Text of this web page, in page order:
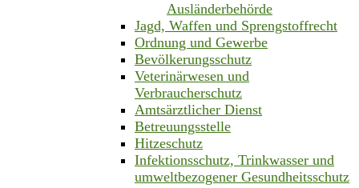
Ausländerbehörde
Jagd, Waffen und Sprengstoffrecht
Ordnung und Gewerbe
Bevölkerungsschutz
Veterinärwesen und
Verbraucherschutz
Amtsärztlicher Dienst
Betreuungsstelle
Hitzeschutz
Infektionsschutz, Trinkwasser und
umweltbezogener Gesundheitsschutz